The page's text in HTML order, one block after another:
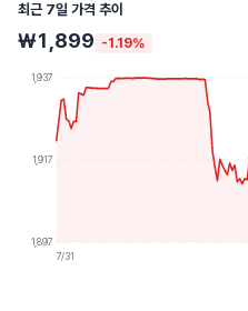
최근 7일 가격 추이
₩1,899 -1.19%
1,937
1,917
1,897
7/31